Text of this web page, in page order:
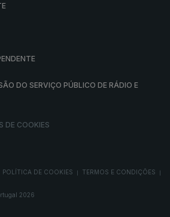
DO SERVIÇO PÚBLICO DE RÁDIO E
DE COOKIES
POLÍTICA DE COOKIES TERMOS E CONDIÇÕES
2026